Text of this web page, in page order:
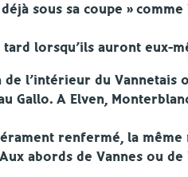
sous sa coupe »
lorsqu’ils auront eux-
de l’intérieur du Vannetais
Gallo. A Elven,
renfermé, la
abords de Vannes ou